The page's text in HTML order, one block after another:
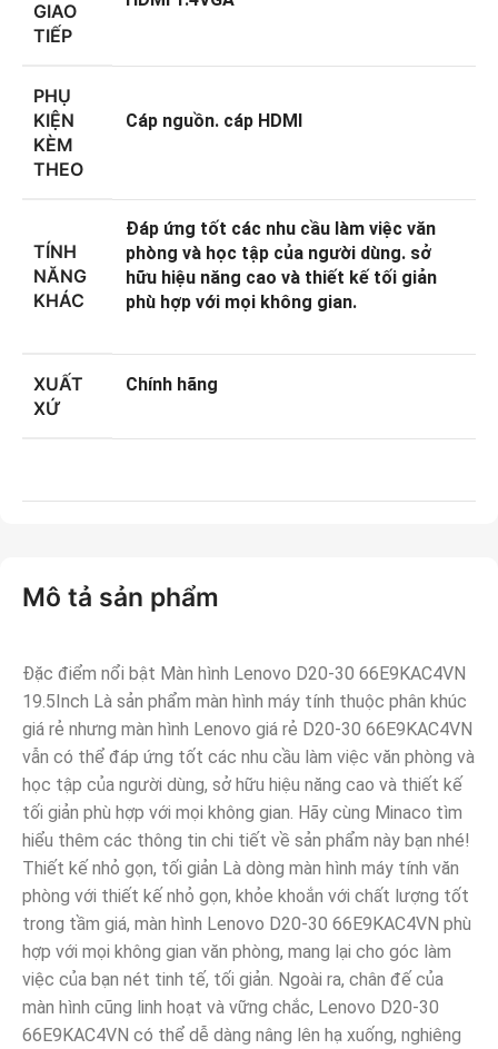
Mô tả sản phẩm
Đặc điểm nổi bật Màn hình Lenovo D20-30 66E9KAC4VN
19.5Inch Là sản phẩm màn hình máy tính thuộc phân khúc
giá rẻ nhưng màn hình Lenovo giá rẻ D20-30 66E9KAC4VN
vẫn có thể đáp ứng tốt các nhu cầu làm việc văn phòng và
học tập của người dùng, sở hữu hiệu năng cao và thiết kế
tối giản phù hợp với mọi không gian. Hãy cùng Minaco tìm
hiểu thêm các thông tin chi tiết về sản phẩm này bạn nhé!
Thiết kế nhỏ gọn, tối giản Là dòng màn hình máy tính văn
phòng với thiết kế nhỏ gọn, khỏe khoắn với chất lượng tốt
trong tầm giá, màn hình Lenovo D20-30 66E9KAC4VN phù
hợp với mọi không gian văn phòng, mang lại cho góc làm
việc của bạn nét tinh tế, tối giản. Ngoài ra, chân đế của
màn hình cũng linh hoạt và vững chắc, Lenovo D20-30
66E9KAC4VN có thể dễ dàng nâng lên hạ xuống, nghiêng
GIAO
TIẾP
PHỤ
KIỆN
KÈM
THEO
Cáp nguồn. cáp HDMI
TÍNH
NĂNG
KHÁC
Đáp ứng tốt các nhu cầu làm việc văn
phòng và học tập của người dùng. sở
hữu hiệu năng cao và thiết kế tối giản
phù hợp với mọi không gian.
XUẤT
XỨ
Chính hãng